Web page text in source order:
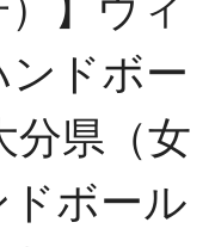
ドボー
分県（女
ボール